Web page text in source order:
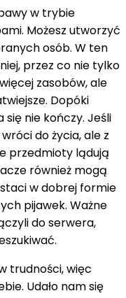
w trybie
Możesz utworzyć
osób. W ten
przez co nie tylko
zasobów, ale
Dopóki
nie kończy. Jeśli
do życia, ale z
przedmioty lądują
również mogą
w dobrej formie
pijawek. Ważne
do serwera,
trudności, więc
Udało nam się